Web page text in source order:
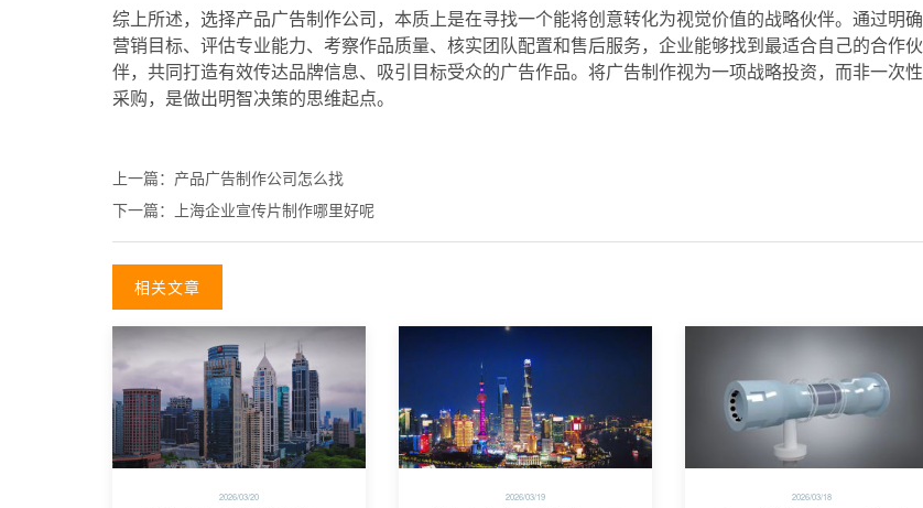
综上所述，选择产品广告制作公司，本质上是在寻找一个能将创意转化为视觉价值的战略伙伴。通过明确
营销目标、评估专业能力、考察作品质量、核实团队配置和售后服务，企业能够找到最适合自己的合作伙
伴，共同打造有效传达品牌信息、吸引目标受众的广告作品。将广告制作视为一项战略投资，而非一次性
采购，是做出明智决策的思维起点。
上一篇： 产品广告制作公司怎么找
下一篇：
上海企业宣传片制作哪里好呢
相关文章
2026/03/20 2026/03/19 2026/03/18